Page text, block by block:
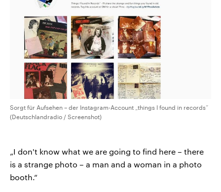
Sorgt für Aufsehen – der Instagram-Account „things I found in records“
(Deutschlandradio / Screenshot)
„I don't know what we are going to find here – there
is a strange photo – a man and a woman in a photo
booth.“